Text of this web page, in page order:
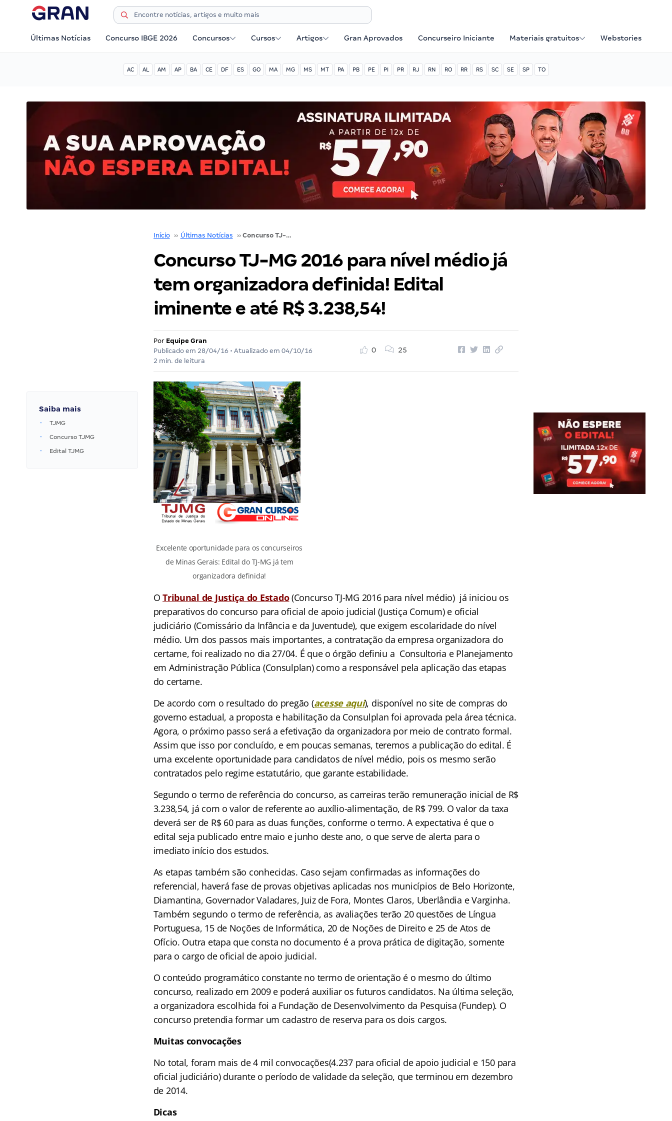
Últimas Notícias Concurso IBGE 2026 Concursos Cursos Artigos Gran Aprovados Concurseiro Iniciante Materiais gratuitos Webstories
AC AL AM AP BA CE DF ES GO MA MG MS MT PA PB PE PI PR RJ RN RO RR RS SC SE SP TO
Início ›› Últimas Notícias ›› Concurso TJ-MG 2016 para nível médio já tem organizadora definida! Edital iminente e até R$ 3.238,54!
Concurso TJ-MG 2016 para nível médio já
tem organizadora definida! Edital
iminente e até R$ 3.238,54!
Por Equipe Gran
Publicado em 28/04/16 • Atualizado em 04/10/16
2 min. de leitura
0 25
Saiba mais
TJMG
Concurso TJMG
Edital TJMG
Excelente oportunidade para os concurseiros
de Minas Gerais: Edital do TJ-MG já tem
organizadora definida!
OTribunal de Justiça do Estado(Concurso TJ-MG 2016 para nível médio) já iniciou os
preparativos do concurso para oficial de apoio judicial (Justiça Comum) e oficial
judiciário (Comissário da Infância e da Juventude), que exigem escolaridade do nível
médio. Um dos passos mais importantes, a contratação da empresa organizadora do
certame, foi realizado no dia 27/04. É que o órgão definiu a Consultoria e Planejamento
em Administração Pública (Consulplan) como a responsável pela aplicação das etapas
do certame.
De acordo com o resultado do pregão (acesse aqui), disponível no site de compras do
governo estadual, a proposta e habilitação da Consulplan foi aprovada pela área técnica.
Agora, o próximo passo será a efetivação da organizadora por meio de contrato formal.
Assim que isso por concluído, e em poucas semanas, teremos a publicação do edital. É
uma excelente oportunidade para candidatos de nível médio, pois os mesmo serão
contratados pelo regime estatutário, que garante estabilidade.
Segundo o termo de referência do concurso, as carreiras terão remuneração inicial de R$
3.238,54, já com o valor de referente ao auxílio-alimentação, de R$799. O valor da taxa
deverá ser de R$ 60 para as duas funções, conforme o termo. A expectativa é que o
edital seja publicado entre maio e junho deste ano, o que serve de alerta para o
imediato início dos estudos.
As etapas também são conhecidas. Caso sejam confirmadas as informações do
referencial, haverá fase de provas objetivas aplicadas nos municípios de Belo Horizonte,
Diamantina, Governador Valadares, Juiz de Fora, Montes Claros, Uberlândia e Varginha.
Também segundo o termo de referência, as avaliações terão 20 questões de Língua
Portuguesa, 15 de Noções de Informática, 20 de Noções de Direito e 25 de Atos de
Ofício. Outra etapa que consta no documento é a prova prática de digitação, somente
para o cargo de oficial de apoio judicial.
O conteúdo programático constante no termo de orientação é o mesmo do último
concurso, realizado em 2009 e poderá auxiliar os futuros candidatos. Na última seleção,
a organizadora escolhida foi a Fundação de Desenvolvimento da Pesquisa (Fundep). O
concurso pretendia formar um cadastro de reserva para os dois cargos.
Muitas convocações
No total, foram mais de 4 mil convocações(4.237 para oficial de apoio judicial e 150 para
oficial judiciário) durante o período de validade da seleção, que terminou em dezembro
de 2014.
Dicas